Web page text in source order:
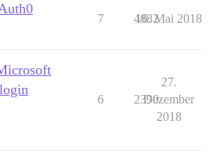
7 4882
16. Mai 2018
6 2390
27.
Dezember
2018